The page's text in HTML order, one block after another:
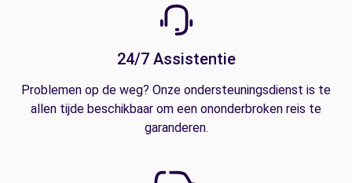
24/7 Assistentie
Problemen op de weg? Onze ondersteuningsdienst is te
allen tijde beschikbaar om een ononderbroken reis te
garanderen.